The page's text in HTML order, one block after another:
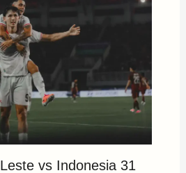
vs Indonesia 31